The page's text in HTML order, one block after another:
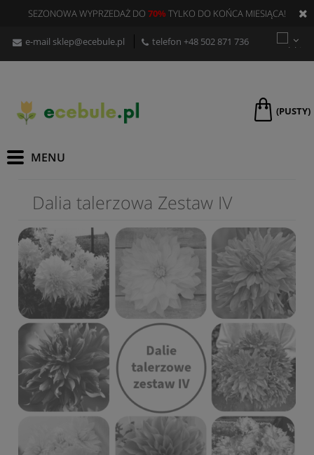
SEZONOWA WYPRZEDAŻ DO 70%TYLKO DO KOŃCA MIESIĄCA!
e-mail sklep@ecebule.pl telefon +48 502 871 736
(PUSTY)
Dalia talerzowa Zestaw IV